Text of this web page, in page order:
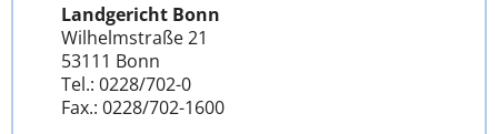
Landgericht Bonn
Wilhelmstraße 21
53111 Bonn
Tel.: 0228/702-0
Fax.: 0228/702-1600